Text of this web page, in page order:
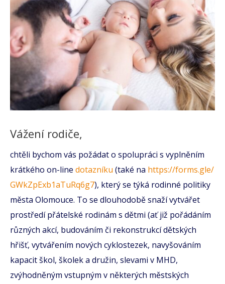
Vážení rodiče,
chtěli bychom vás požádat o spolupráci s vyplněním
krátkého on-line dotazníku (také na https://forms.gle/
GWkZpExb1aTuRq6g7), který se týká rodinné politiky
města Olomouce. To se dlouhodobě snaží vytvářet
prostředí přátelské rodinám s dětmi (ať již pořádáním
různých akcí, budováním či rekonstrukcí dětských
hřišť, vytvářením nových cyklostezek, navyšováním
kapacit škol, školek a družin, slevami v MHD,
zvýhodněným vstupným v některých městských